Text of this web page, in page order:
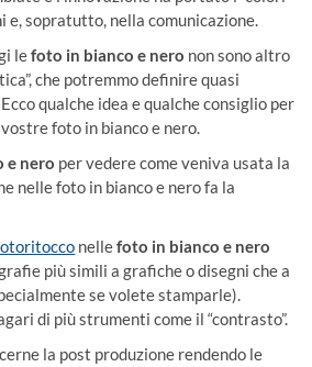
sopratutto, nella comunicazione.
lefoto in bianco e nero non sono altro
che potremmo definire quasi
qualche idea e qualche consiglio per
foto in bianco e nero.
e nero per vedere come veniva usata la
nelle foto in bianco e nero fa la
nellefoto in bianco e nero
più simili a grafiche o disegni che a
se volete stamparle).
di più strumenti come il “contrasto”.
la post produzione rendendo le